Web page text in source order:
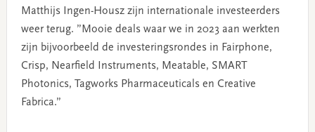
Matthijs Ingen-Housz zijn internationale investeerders
weer terug. ”Mooie deals waar we in 2023 aan werkten
zijn bijvoorbeeld de investeringsrondes in Fairphone,
Crisp, Nearfield Instruments, Meatable, SMART
Photonics, Tagworks Pharmaceuticals en Creative
Fabrica.”